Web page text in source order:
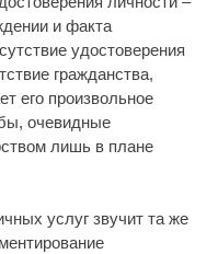
и факта
удостоверения
гражданства,
его произвольное
очевидные
лишь в плане
услуг звучит та же